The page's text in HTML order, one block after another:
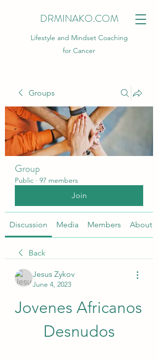
DRMINAKO.COM
Lifestyle and Mindset Coaching
for Cancer
Groups
Group
Public · 97 members
Join
Discussion Media Members About
Back
Jesus Zykov
June 4, 2023
Jovenes Africanos
Desnudos